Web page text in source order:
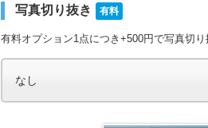
写真切り抜き 有料
有料オプション1点につき+500円で写真切り